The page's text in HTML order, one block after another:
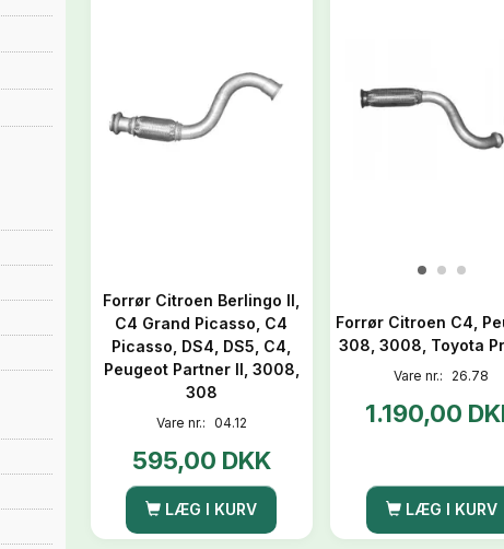
Forrør Citroen Berlingo II,
C4 Grand Picasso, C4
Picasso, DS4, DS5, C4,
Peugeot Partner II, 3008,
308
Vare nr.: 04.12
595,00 DKK
LÆG I KURV
Forrør Citroen C4,
308, 3008, Toyota
Vare nr.: 26.78
1.190,00
LÆG I KURV